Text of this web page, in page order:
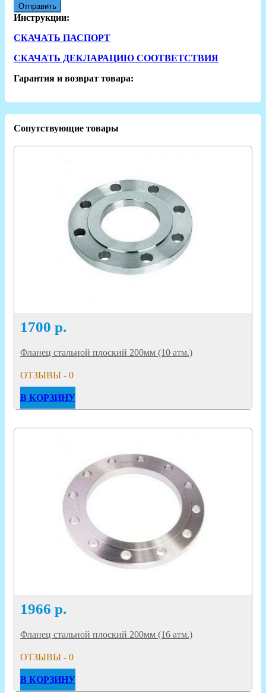
Отправить
Инструкции:
СКАЧАТЬ ПАСПОРТ
СКАЧАТЬ ДЕКЛАРАЦИЮ СООТВЕТСТВИЯ
Гарантия и возврат товара:
Сопутствующие товары
1700 р.
Фланец стальной плоский 200мм (10 атм.)
ОТЗЫВЫ - 0
В КОРЗИНУ
1966 р.
Фланец стальной плоский 200мм (16 атм.)
ОТЗЫВЫ - 0
В КОРЗИНУ